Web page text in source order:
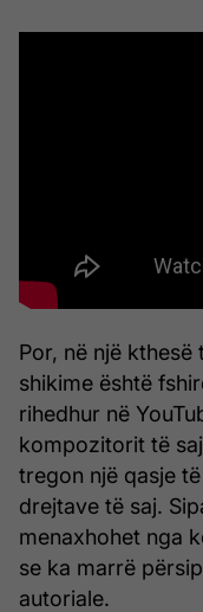
Por, në një
shikime është
rihedhur në
kompozitorit të
tregon një qasje
drejtave të saj.
menaxhohet nga
se ka marrë
autoriale.